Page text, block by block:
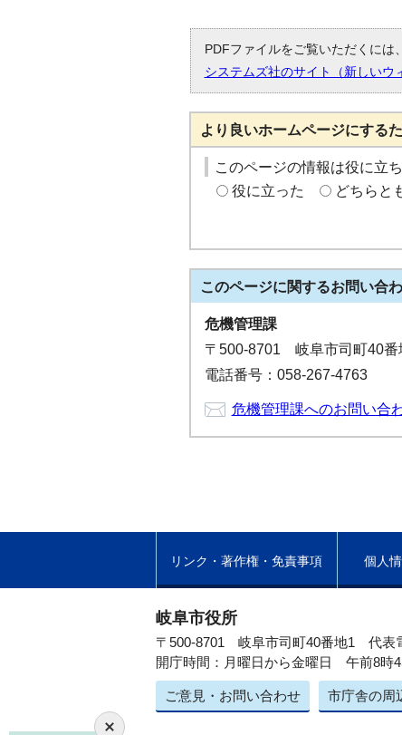
PDFファイルをご覧いただくに
システムズ社のサイト（新しいウ
より良いホームページにする
このページの情報は役に立
役に立った
どちらと
このページに関するお問い合
危機管理課
〒500-8701 岐阜市司町40
電話番号：058-267-4763
危機管理課へのお問い合
リンク・著作権・免責事項 個人
岐阜市役所
〒500-8701 岐阜市司町40番地1 代表
開庁時間：月曜日から金曜日 午前8時
ご意見・お問い合わせ 市庁舎の周